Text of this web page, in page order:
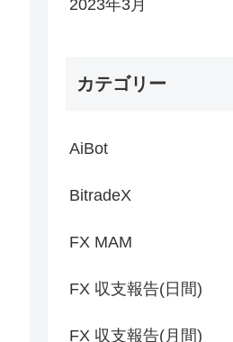
2023年3月
カテゴリー
AiBot
BitradeX
FX MAM
FX 収支報告(日間)
FX 収支報告(月間)